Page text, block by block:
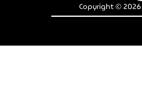
Copyright © 2026